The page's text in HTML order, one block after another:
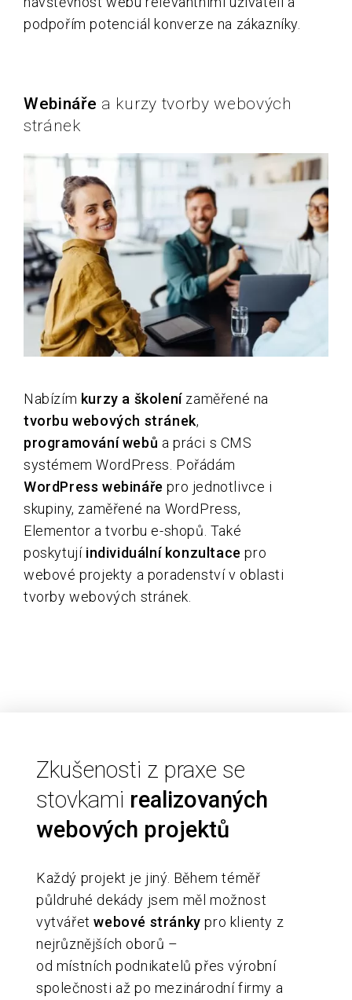
podpořím potenciál konverze na zákazníky.
Nabízím kurzy a školenízaměřené na
tvorbu webových stránek,
programování webů a práci s CMS
systémem WordPress. Pořádám
WordPress webináře pro jednotlivce i
skupiny, zaměřené na WordPress,
Elementor a tvorbu e-shopů. Také
poskytují individuální konzultace pro
webové projekty a poradenství v oblasti
tvorby webových stránek.
Webináře a kurzy tvorby webových
stránek
Zkušenosti z praxe se
stovkami realizovaných
webových projektů
Každý projekt je jiný. Během téměř
půldruhé dekády jsem měl možnost
vytvářetwebové stránky pro klienty z
nejrůznějších oborů –
od místních podnikatelů přes výrobní
společnosti až po mezinárodní firmy a